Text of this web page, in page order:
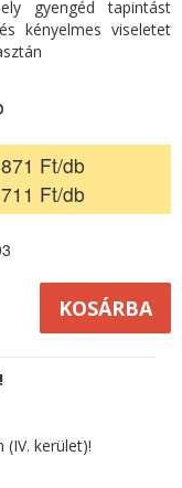
gyengéd tapintást
kényelmes viseletet
Ft/db
Ft/db
kerület)!